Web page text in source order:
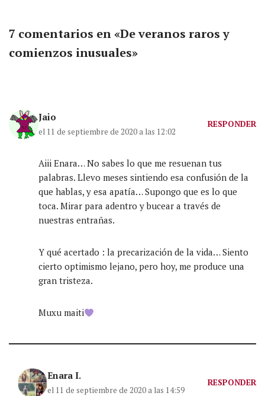
7 comentarios en «De veranos raros y
comienzos inusuales»
Jaio
el 11 de septiembre de 2020 a las 12:02
RESPONDER
Aiii Enara… No sabes lo que me resuenan tus
palabras. Llevo meses sintiendo esa confusión de la
que hablas, y esa apatía… Supongo que es lo que
toca. Mirar para adentro y bucear a través de
nuestras entrañas.
Y qué acertado : la precarización de la vida… Siento
cierto optimismo lejano, pero hoy, me produce una
gran tristeza.
Muxu maiti
Enara I.
el 11 de septiembre de 2020 a las 14:59
RESPONDER